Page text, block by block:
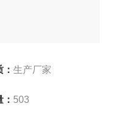
生产厂家
503